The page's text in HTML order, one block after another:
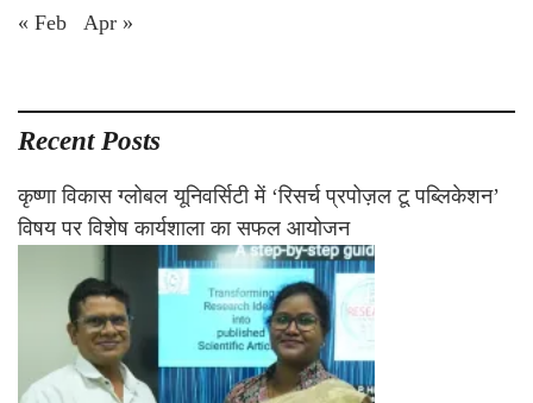
« Feb Apr »
Recent Posts
कृष्णा विकास ग्लोबल यूनिवर्सिटी में ‘रिसर्च प्रपोज़ल टू पब्लिकेशन’
विषय पर विशेष कार्यशाला का सफल आयोजन